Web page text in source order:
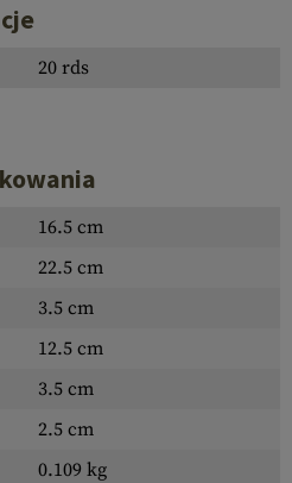
20 rds
16.5 cm
22.5 cm
3.5 cm
12.5 cm
3.5 cm
2.5 cm
0.109 kg